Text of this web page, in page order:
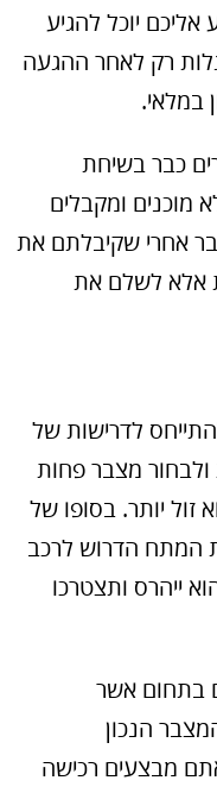
אליכם יוכל להגיע
רק לאחר ההגעה
במלאי.
כבר בשיחת
מוכנים ומקבלים
אחרי שקיבלתם את
אלא לשלם את
לדרישות של
ולבחור מצבר פחות
יותר. בסופו של
המתח הדרוש לרכב
ייהרס ותצטרכו
בתחום אשר
הנכון
מבצעים רכישה